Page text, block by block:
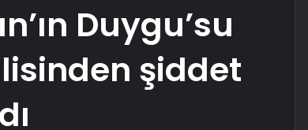
Duygu’su
şiddet